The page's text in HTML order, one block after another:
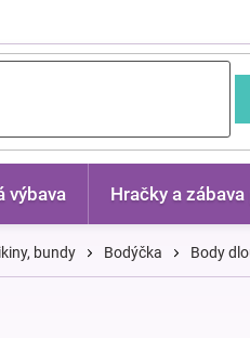
výbava Hračky a
bundy Bodýčka Body